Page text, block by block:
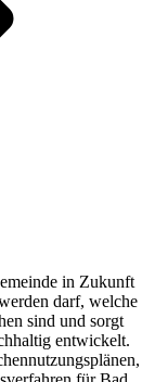
in Zukunft
darf, welche
sind und sorgt
entwickelt.